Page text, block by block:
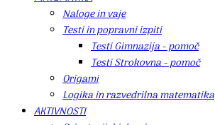
Naloge in vaje
Testi in popravni izpiti
Testi Gimnazija - pomoč
Testi Strokovna - pomoč
Origami
Logika in razvedrilna matematika
AKTIVNOSTI